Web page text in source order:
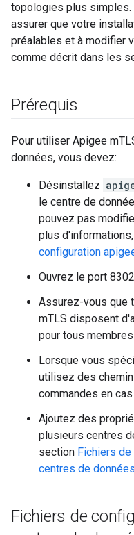
topologies plus
assurer que votre
préalables et à modifier
comme décrit dans les
Prérequis
Pour utiliser Apigee
données, vous devez:
Désinstallez
le centre de
pouvez pas
plus
configuration
Ouvrez le port
Assurez-vous que
mTLS disposent
pour tous
Lorsque vous
utilisez des
commandes en
Ajoutez des
plusieurs centres
section Fichiers
centres de données
Fichiers de